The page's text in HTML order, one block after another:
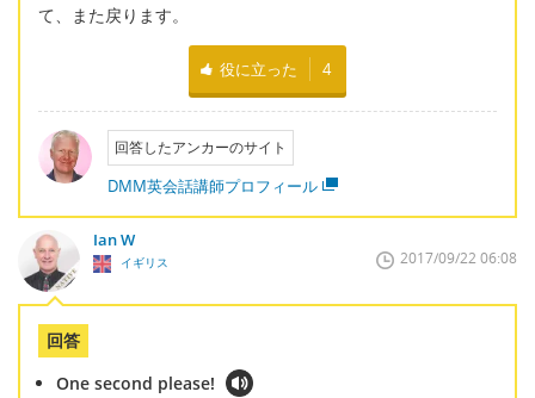
て、また戻ります。
役に立った 4
回答したアンカーのサイト
DMM英会話講師プロフィール
Ian W
イギリス 2017/09/22 06:08
回答
One second please!